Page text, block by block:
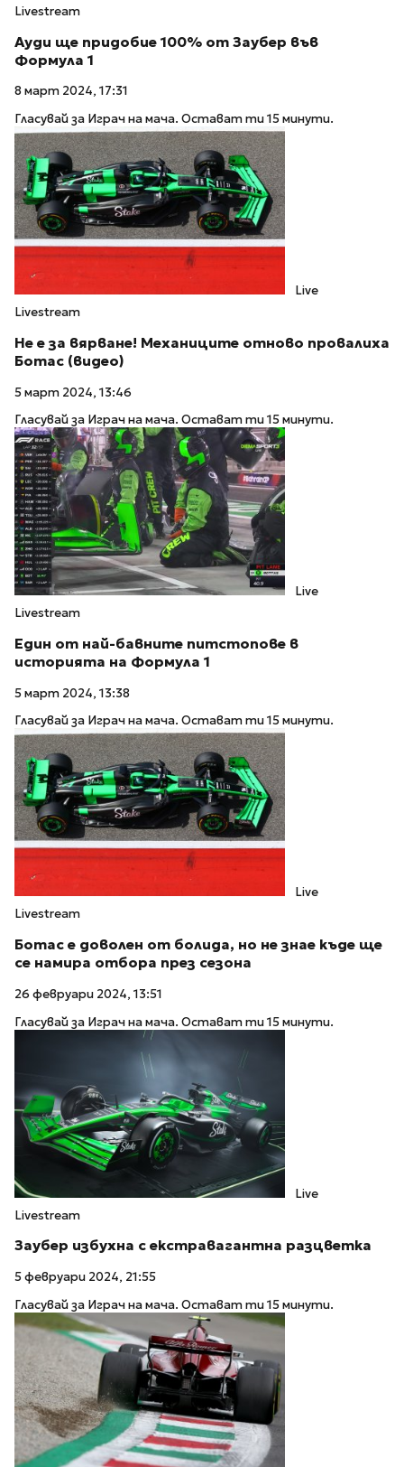
Livestream
Ауди ще придобие 100% от Заубер във
Формула 1
8 март 2024, 17:31
Гласувай за Играч на мача. Остават ти 15 минути.
Live
Livestream
Не е за вярване! Механиците отново провалиха
Ботас (видео)
5 март 2024, 13:46
Гласувай за Играч на мача. Остават ти 15 минути.
Live
Livestream
Един от най-бавните питстопове в
историята на Формула 1
5 март 2024, 13:38
Гласувай за Играч на мача. Остават ти 15 минути.
Live
Livestream
Ботас е доволен от болида, но не знае къде ще
се намира отбора през сезона
26 февруари 2024, 13:51
Гласувай за Играч на мача. Остават ти 15 минути.
Live
Livestream
Заубер избухна с екстравагантна разцветка
5 февруари 2024, 21:55
Гласувай за Играч на мача. Остават ти 15 минути.